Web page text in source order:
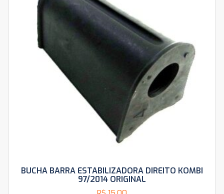
BUCHA BARRA ESTABILIZADORA DIREITO KOMBI
97/2014 ORIGINAL